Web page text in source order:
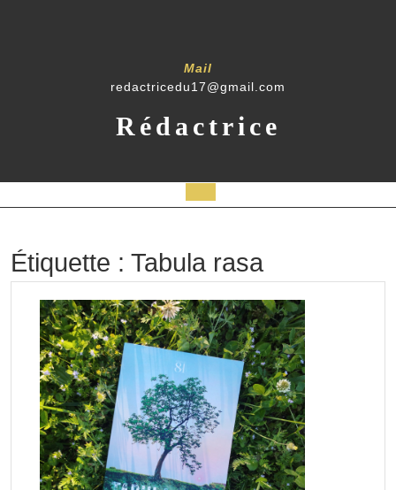
Mail
redactricedu17@gmail.com
Rédactrice
Button
Étiquette : Tabula rasa